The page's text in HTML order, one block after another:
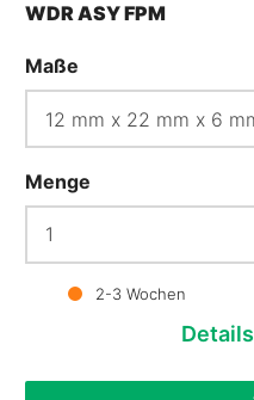
WDR ASY FPM
Maße
Menge
2-3 Wochen
Details